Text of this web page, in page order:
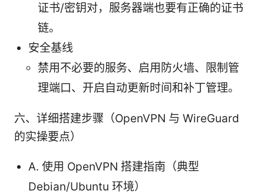
证书/密钥对，服务器端也要有正确的证书
链。
安全基线
禁用不必要的服务、启用防火墙、限制管
理端口、开启自动更新时间和补丁管理。
六、详细搭建步骤（OpenVPN 与 WireGuard
的实操要点）
A. 使用 OpenVPN 搭建指南（典型
Debian/Ubuntu 环境）